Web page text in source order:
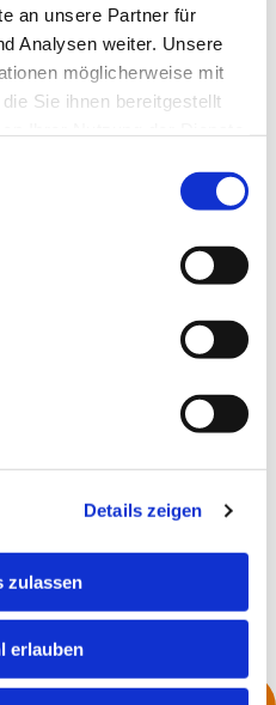
an unsere Partner für
Analysen weiter. Unsere
möglicherweise mit
Sie ihnen bereitgestellt
Details zeigen
zulassen
erlauben
mit Themen, über
vorbei!